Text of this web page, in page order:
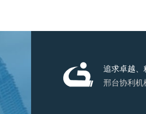
追求卓越、
邢台协利机